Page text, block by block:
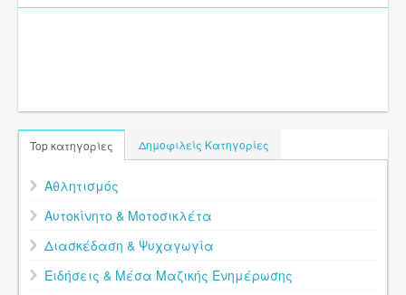
Top κατηγορίες Δημοφιλείς Κατηγορίες
Αθλητισμός
Αυτοκίνητο & Μοτοσικλέτα
Διασκέδαση & Ψυχαγωγία
Ειδήσεις & Μέσα Μαζικής Ενημέρωσης